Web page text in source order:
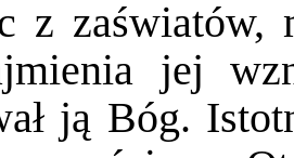
z
jej
ją Bóg.